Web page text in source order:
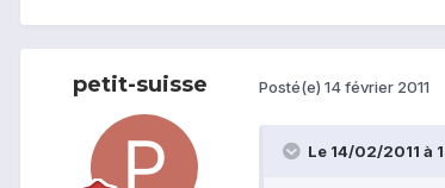
petit-suisse Posté(e) 14 février 2011
Le 14/02/2011 à